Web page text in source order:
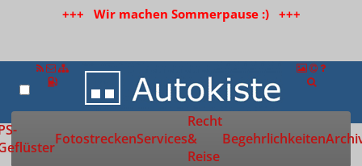
+++ Wir machen Sommerpause :) +++
Zur Startseite
FotostreckenServices
Recht
&
Reise
Begehrlichkeiten